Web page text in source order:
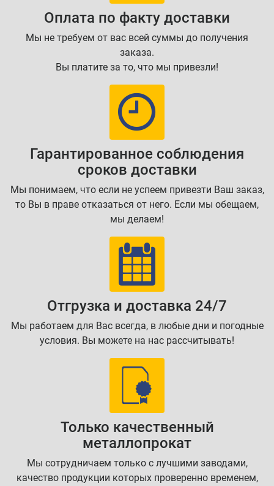
Оплата по факту доставки
Мы не требуем от вас всей суммы до получения
заказа.
Вы платите за то, что мы привезли!
Гарантированное соблюдения
сроков доставки
Мы понимаем, что если не успеем привезти Ваш заказ,
то Вы в праве отказаться от него. Если мы обещаем,
мы делаем!
Отгрузка и доставка 24/7
Мы работаем для Вас всегда, в любые дни и погодные
условия. Вы можете на нас рассчитывать!
Только качественный
металлопрокат
Мы сотрудничаем только с лучшими заводами,
качество продукции которых проверенно временем,